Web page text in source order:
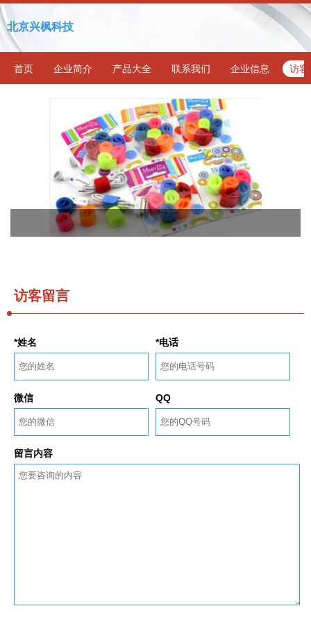
北京兴枫科技
首页 企业简介 产品大全 联系我们 企业信息 访客
访客留言
*姓名 *电话
微信 QQ
留言内容